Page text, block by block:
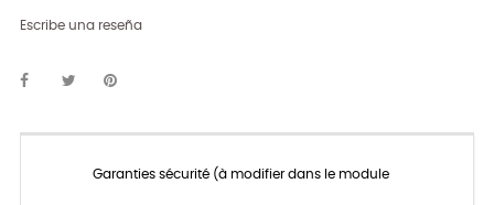
Escribe una reseña
Garanties sécurité (à modifier dans le module